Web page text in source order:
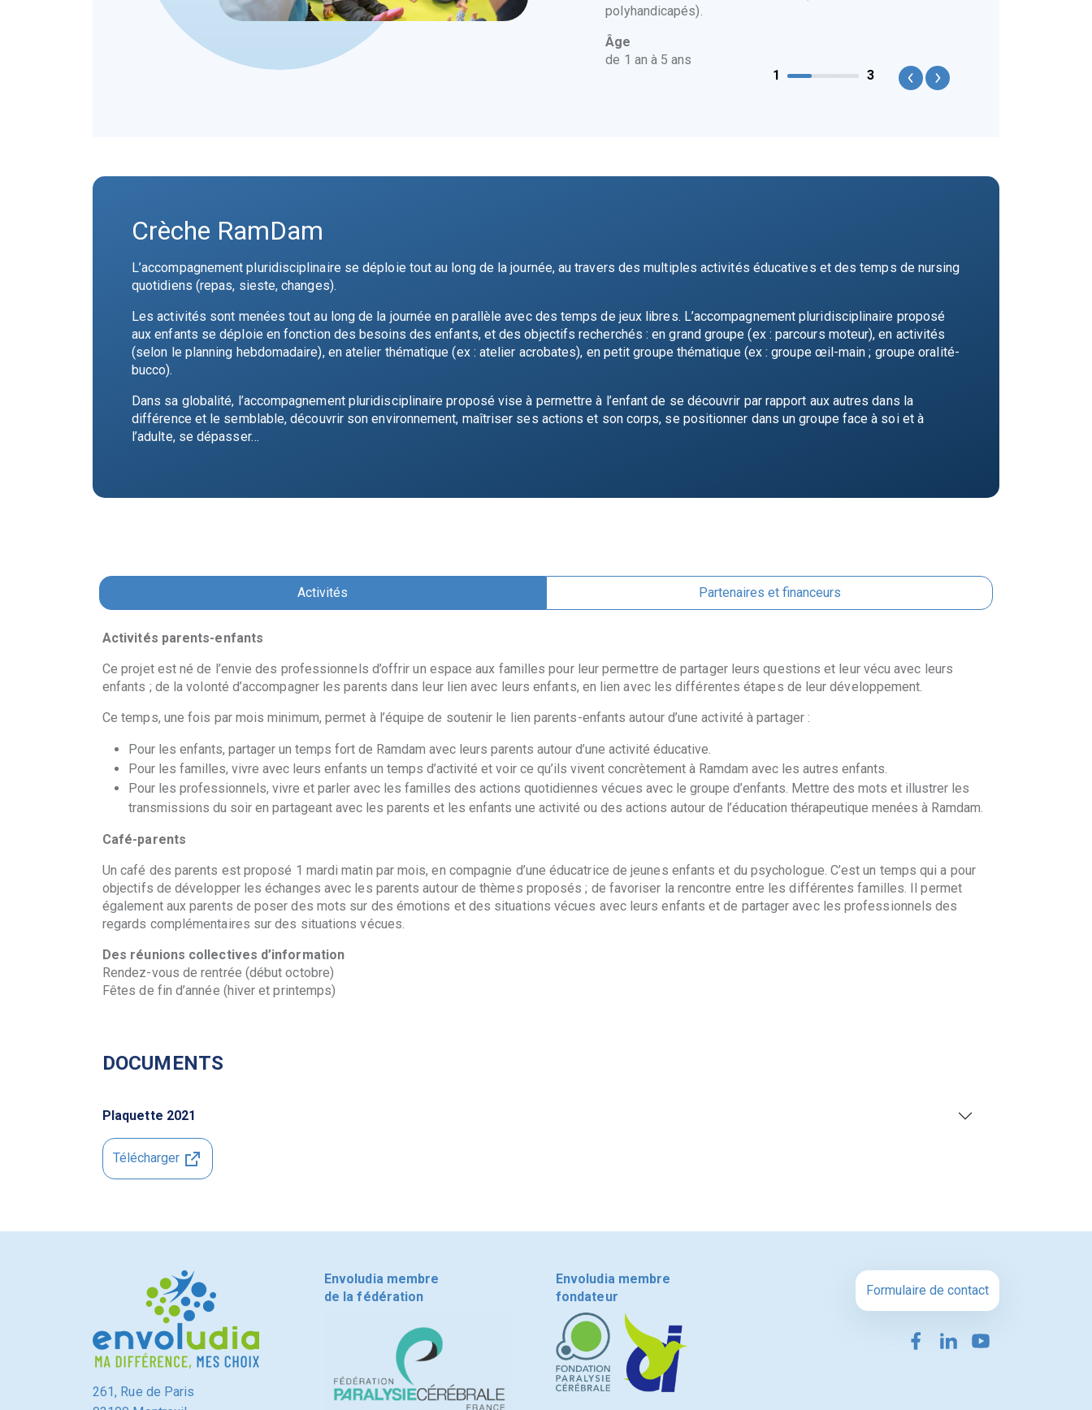
polyhandicapés).
Âge
de 1 an à 5 ans
1
3
Crèche RamDam
L’accompagnement pluridisciplinaire se déploie tout au long de la journée, au travers des multiples activités éducatives et des temps de nursing
quotidiens (repas, sieste, changes).
Les activités sont menées tout au long de la journée en parallèle avec des temps de jeux libres. L’accompagnement pluridisciplinaire proposé
aux enfants se déploie en fonction des besoins des enfants, et des objectifs recherchés : en grand groupe (ex : parcours moteur), en activités
(selon le planning hebdomadaire), en atelier thématique (ex : atelier acrobates), en petit groupe thématique (ex : groupe œil-main ; groupe oralité-
bucco).
Dans sa globalité, l’accompagnement pluridisciplinaire proposé vise à permettre à l’enfant de se découvrir par rapport aux autres dans la
différence et le semblable, découvrir son environnement, maîtriser ses actions et son corps, se positionner dans un groupe face à soi et à
l’adulte, se dépasser…
Activités Partenaires et financeurs
Activités parents-enfants
Ce projet est né de l’envie des professionnels d’offrir un espace aux familles pour leur permettre de partager leurs questions et leur vécu avec leurs
enfants ; de la volonté d’accompagner les parents dans leur lien avec leurs enfants, en lien avec les différentes étapes de leur développement.
Ce temps, une fois par mois minimum, permet à l’équipe de soutenir le lien parents-enfants autour d’une activité à partager :
Pour les enfants, partager un temps fort de Ramdam avec leurs parents autour d’une activité éducative.
Pour les familles, vivre avec leurs enfants un temps d’activité et voir ce qu’ils vivent concrètement à Ramdam avec les autres enfants.
Pour les professionnels, vivre et parler avec les familles des actions quotidiennes vécues avec le groupe d’enfants. Mettre des mots et illustrer les
transmissions du soir en partageant avec les parents et les enfants une activité ou des actions autour de l’éducation thérapeutique menées à Ramdam.
Café-parents
Un café des parents est proposé 1 mardi matin par mois, en compagnie d’une éducatrice de jeunes enfants et du psychologue. C’est un temps qui a pour
objectifs de développer les échanges avec les parents autour de thèmes proposés ; de favoriser la rencontre entre les différentes familles. Il permet
également aux parents de poser des mots sur des émotions et des situations vécues avec leurs enfants et de partager avec les professionnels des
regards complémentaires sur des situations vécues.
Des réunions collectives d’information
Rendez-vous de rentrée (début octobre)
Fêtes de fin d’année (hiver et printemps)
DOCUMENTS
Plaquette 2021
Télécharger
261, Rue de Paris
Envoludia membre
de la fédération
Envoludia membre
fondateur
Formulaire de contact